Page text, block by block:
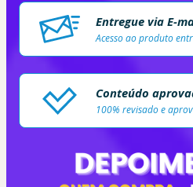
Entregue via E-
Acesso ao produto
Conteúdo
100% revisado e